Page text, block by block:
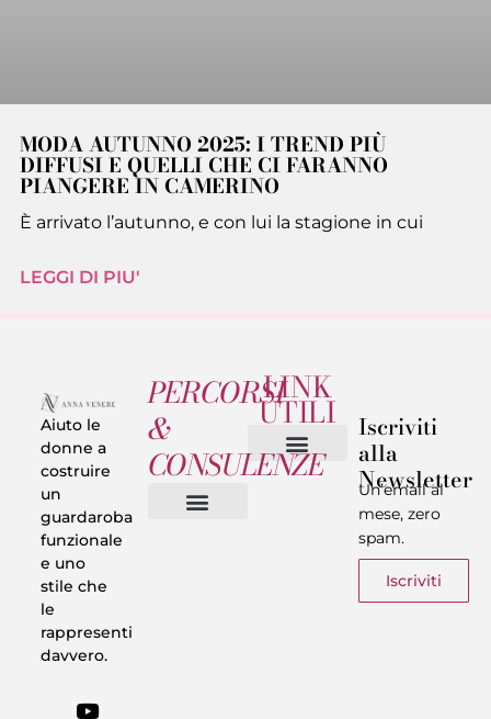
MODA AUTUNNO 2025: I TREND PIÙ
DIFFUSI E QUELLI CHE CI FARANNO
PIANGERE IN CAMERINO
È arrivato l’autunno, e con lui la stagione in cui
LEGGI DI PIU'
Aiuto le
donne a
costruire
un
guardaroba
funzionale
e uno
stile che
le
rappresenti
davvero.
PERCORSI
&
CONSULENZE
LINK
UTILI Iscriviti
alla
Newsletter
Un’email al
mese, zero
spam.
Iscriviti